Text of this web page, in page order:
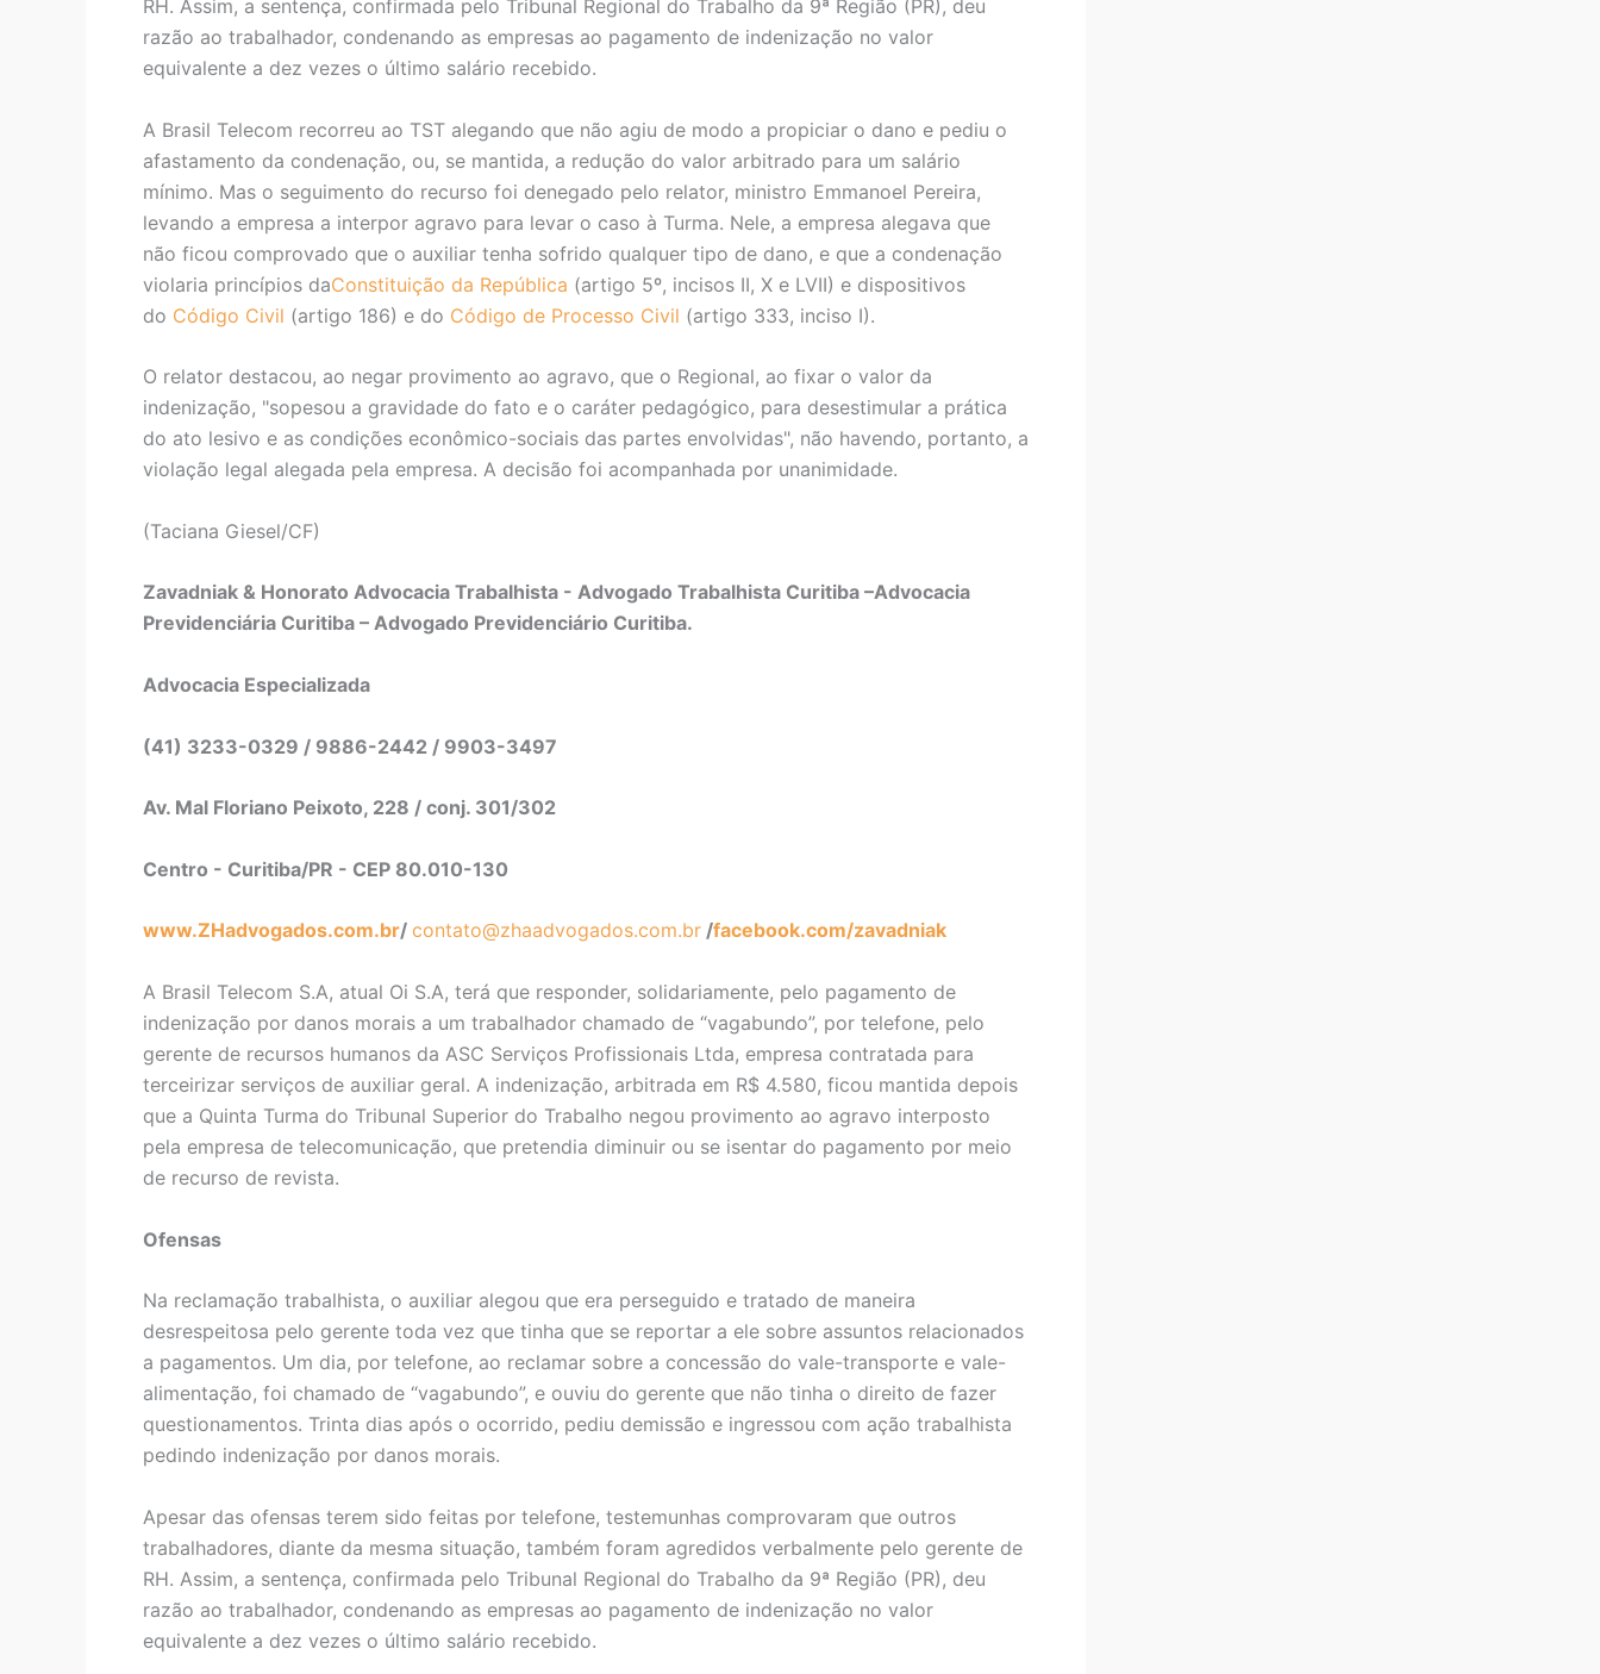
RH. Assim, a sentença, confirmada pelo Tribunal Regional do Trabalho da 9ª Região (PR), deu
razão ao trabalhador, condenando as empresas ao pagamento de indenização no valor
equivalente a dez vezes o último salário recebido.
A Brasil Telecom recorreu ao TST alegando que não agiu de modo a propiciar o dano e pediu o
afastamento da condenação, ou, se mantida, a redução do valor arbitrado para um salário
mínimo. Mas o seguimento do recurso foi denegado pelo relator, ministro Emmanoel Pereira,
levando a empresa a interpor agravo para levar o caso à Turma. Nele, a empresa alegava que
não ficou comprovado que o auxiliar tenha sofrido qualquer tipo de dano, e que a condenação
violaria princípios daConstituição da República (artigo 5º, incisos II, X e LVII) e dispositivos
do Código Civil (artigo 186) e do Código de Processo Civil (artigo 333, inciso I).
O relator destacou, ao negar provimento ao agravo, que o Regional, ao fixar o valor da
indenização, "sopesou a gravidade do fato e o caráter pedagógico, para desestimular a prática
do ato lesivo e as condições econômico-sociais das partes envolvidas", não havendo, portanto, a
violação legal alegada pela empresa. A decisão foi acompanhada por unanimidade.
(Taciana Giesel/CF)
Zavadniak & Honorato Advocacia Trabalhista - Advogado Trabalhista Curitiba –Advocacia
Previdenciária Curitiba – Advogado Previdenciário Curitiba.
Advocacia Especializada
(41) 3233-0329 / 9886-2442 / 9903-3497
Av. Mal Floriano Peixoto, 228 / conj. 301/302
Centro - Curitiba/PR - CEP 80.010-130
www.ZHadvogados.com.br/ contato@zhaadvogados.com.br /facebook.com/zavadniak
A Brasil Telecom S.A, atual Oi S.A, terá que responder, solidariamente, pelo pagamento de
indenização por danos morais a um trabalhador chamado de “vagabundo”, por telefone, pelo
gerente de recursos humanos da ASC Serviços Profissionais Ltda, empresa contratada para
terceirizar serviços de auxiliar geral. A indenização, arbitrada em R$ 4.580, ficou mantida depois
que a Quinta Turma do Tribunal Superior do Trabalho negou provimento ao agravo interposto
pela empresa de telecomunicação, que pretendia diminuir ou se isentar do pagamento por meio
de recurso de revista.
Ofensas
Na reclamação trabalhista, o auxiliar alegou que era perseguido e tratado de maneira
desrespeitosa pelo gerente toda vez que tinha que se reportar a ele sobre assuntos relacionados
a pagamentos. Um dia, por telefone, ao reclamar sobre a concessão do vale-transporte e vale-
alimentação, foi chamado de “vagabundo”, e ouviu do gerente que não tinha o direito de fazer
questionamentos. Trinta dias após o ocorrido, pediu demissão e ingressou com ação trabalhista
pedindo indenização por danos morais.
Apesar das ofensas terem sido feitas por telefone, testemunhas comprovaram que outros
trabalhadores, diante da mesma situação, também foram agredidos verbalmente pelo gerente de
RH. Assim, a sentença, confirmada pelo Tribunal Regional do Trabalho da 9ª Região (PR), deu
razão ao trabalhador, condenando as empresas ao pagamento de indenização no valor
equivalente a dez vezes o último salário recebido.